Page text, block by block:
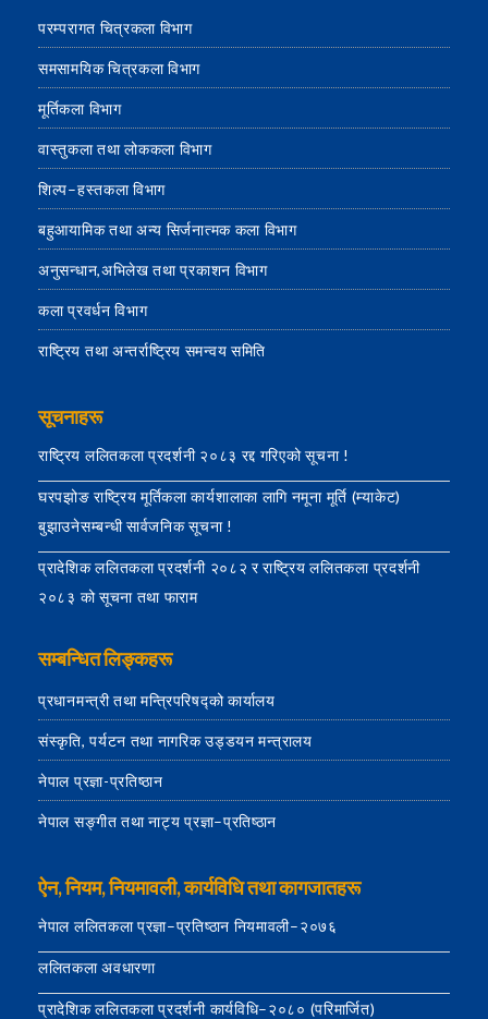
परम्परागत चित्रकला विभाग
समसामयिक चित्रकला विभाग
मूर्तिकला विभाग
वास्तुकला तथा लोककला विभाग
शिल्प–हस्तकला विभाग
बहुआयामिक तथा अन्य सिर्जनात्मक कला विभाग
अनुसन्धान,अभिलेख तथा प्रकाशन विभाग
कला प्रवर्धन विभाग
राष्ट्रिय तथा अन्तर्राष्ट्रिय समन्वय समिति
सूचनाहरू
राष्ट्रिय ललितकला प्रदर्शनी २०८३ रद्द गरिएको सूचना !
घरपझोङ राष्ट्रिय मूर्तिकला कार्यशालाका लागि नमूना मूर्ति (म्याकेट)
बुझाउनेसम्बन्धी सार्वजनिक सूचना !
प्रादेशिक ललितकला प्रदर्शनी २०८२ र राष्ट्रिय ललितकला प्रदर्शनी
२०८३ को सूचना तथा फाराम
सम्बन्धित लिङ्कहरू
प्रधानमन्त्री तथा मन्त्रिपरिषद्को कार्यालय
संस्कृति, पर्यटन तथा नागरिक उड्डयन मन्त्रालय
नेपाल प्रज्ञा-प्रतिष्ठान
नेपाल सङ्गीत तथा नाट्य प्रज्ञा–प्रतिष्ठान
ऐन, नियम, नियमावली, कार्यविधि तथा कागजातहरू
नेपाल ललितकला प्रज्ञा–प्रतिष्ठान नियमावली–२०७६
ललितकला अवधारणा
प्रादेशिक ललितकला प्रदर्शनी कार्यविधि–२०८० (परिमार्जित)